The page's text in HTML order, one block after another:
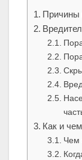
Причины
Как и
Чем